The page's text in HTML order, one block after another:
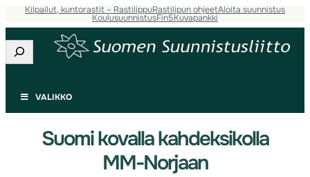
Kilpailut, kuntorastit – RastilippuRastilipun ohjeetAloita suunnistus
KoulusuunnistusFin5Kuvapankki
Etsi
VALIKKO
Suomi kovalla kahdeksikolla
MM-Norjaan